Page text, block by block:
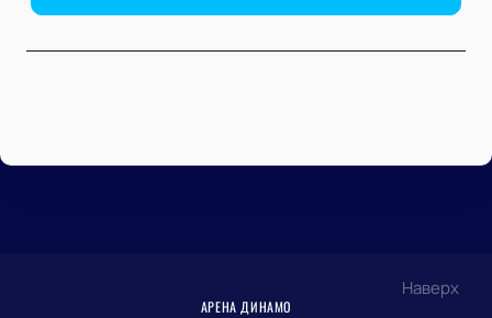
Наверх
АРЕНА ДИНАМО